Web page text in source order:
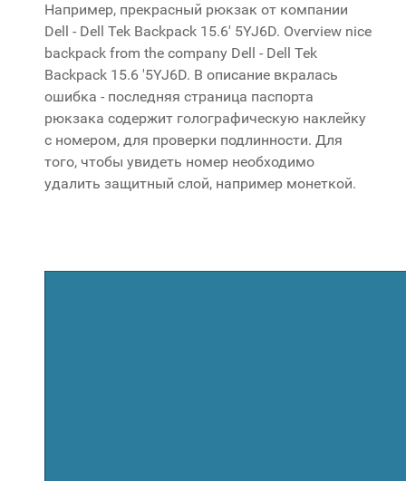
Например, прекрасный рюкзак от компании
Dell - Dell Tek Backpack 15.6' 5YJ6D. Overview nice
backpack from the company Dell - Dell Tek
Backpack 15.6 '5YJ6D. В описание вкралась
ошибка - последняя страница паспорта
рюкзака содержит голографическую наклейку
с номером, для проверки подлинности. Для
того, чтобы увидеть номер необходимо
удалить защитный слой, например монеткой.